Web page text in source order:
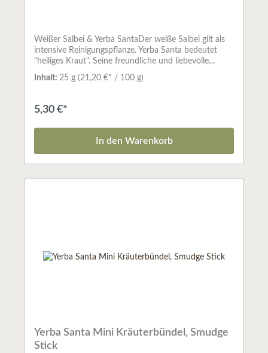
Weißer Salbei & Yerba SantaDer weiße Salbei gilt als
intensive Reinigungspflanze. Yerba Santa bedeutet
"heiliges Kraut". Seine freundliche und liebevolle
Energie transformiert disharmonische Kräfte. Er gilt als
Lichtbringer, der die Atmosphäre aufhellt und den
Reinigungen von Haus und Aura.Kräuterbündel -
SmudgesSo naturverbunden, wie die indianische
Kultur Nordamerikas bis heute geblieben ist, ist auch
das Räucherwerk, das sie seit altersher benutzt. Da die
Menschen zu den Reichen der Tiere, Pflanzen und
entzieht schlechte Gerüche.Abfüllmenge: ca. 25 g je
Inhalt: 25 g (21,20 €* / 100 g)
5,30 €*
In den Warenkorb
Yerba Santa Mini Kräuterbündel, Smudge
Stick